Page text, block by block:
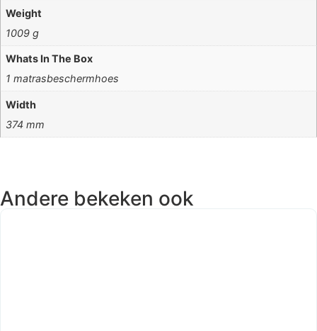
Weight
1009 g
Whats In The Box
1 matrasbeschermhoes
Width
374 mm
Andere bekeken ook